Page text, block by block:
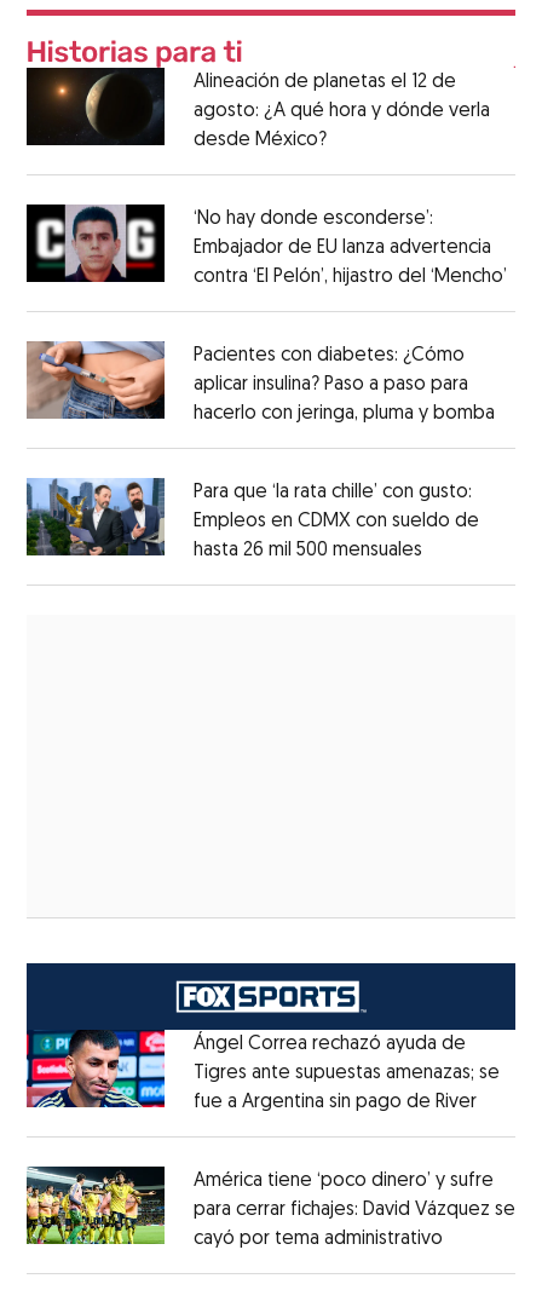
Alineación de planetas el 12 de
agosto: ¿A qué hora y dónde verla
desde México?
‘No hay donde esconderse’:
Embajador de EU lanza advertencia
contra ‘El Pelón’, hijastro del ‘Mencho’
Pacientes con diabetes: ¿Cómo
aplicar insulina? Paso a paso para
hacerlo con jeringa, pluma y bomba
Para que ‘la rata chille’ con gusto:
Empleos en CDMX con sueldo de
hasta 26 mil 500 mensuales
Ángel Correa rechazó ayuda de
Tigres ante supuestas amenazas; se
fue a Argentina sin pago de RiverOpens
América tiene ‘poco dinero’ y sufre
para cerrar fichajes: David Vázquez se
cayó por tema administrativo